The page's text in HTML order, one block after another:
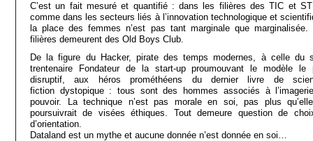
C’est un fait mesuré et quantifié : dans les filières des TIC et
comme dans les secteurs liés à l’innovation technologique et
la place des femmes n’est pas tant marginale que marginalisée.
filières demeurent des Old Boys Club.
De la figure du Hacker, pirate des temps modernes, à celle du
trentenaire Fondateur de la start-up proumouvant le modèle le
disruptif, aux héros prométhéens du dernier livre de
fiction dystopique : tous sont des hommes associés à
pouvoir. La technique n’est pas morale en soi, pas plus
poursuivrait de visées éthiques. Tout demeure question de
d’orientation.
Dataland est un mythe et aucune donnée n’est donnée en soi…